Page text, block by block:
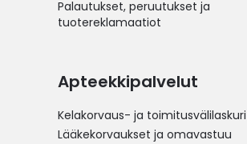
Palautukset, peruutukset ja
tuotereklamaatiot
Apteekkipalvelut
Kelakorvaus- ja toimitusvälilaskuri
Lääkekorvaukset ja omavastuu